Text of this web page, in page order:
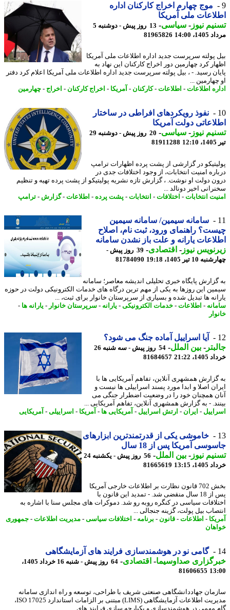
موج چهارم اخراج کارکنان اداره
ملی آمریکا
نیوز-سیاسی-
13 روز پیش - دوشنبه 5
14:00
81965826
پولته سرپرست جدید اداره اطلاعات ملی آمریکا
کرد چهارمین دور اخراج کارکنان این نهاد به
رسید. - ، بیل پولته سرپرست جدید اداره اطلاعات ملی آمریکا اعلام کرد دفتر
...
اطلاعات-اطلاعات-کارکنان-آمریکا- اخراج کارکنان-اخراج- چهارمین
نفوذ رویکردهای افراطی در ساختار
دولت آمریکا
نیوز-سیاسی-
20 روز پیش - دوشنبه 29
81911288
در گزارشی از پشت پرده اظهارات ترامپ
امنیت انتخابات، از وجود اختلافات جدی در
دولت او نوشت. ، گزارش تازه نشریه پولیتیکو از پشت پرده تهیه و تنظیم
اخیر دونالد ...
انتخابات-اختلافات-انتخابات-پشت پرده - اطلاعات-گزارش -ترامپ
سامانه سیمین/ سامانه سیمین
راهنمای ورود، ثبت نام، اصلاح
یارانه و علت باز نشدن سامانه
نیوز-اقتصادی-
39 روز پیش -
10 تیر 1405، 19:18
81784090
پایگاه خبری تحلیلی اندیشه معاصر؛ سامانه
این روزها به یکی از مهم ترین درگاه های خدمات الکترونیکی دولت در حوزه
ها تبدیل شده و بسیاری از سرپرستان خانوار برای ثبت، ...
-اطلاعات-خدمات الکترونیکی-یارانه- سرپرستان خانوار-یارانه ها -
آیا اسراییل آماده جنگ می شود؟
-بین الملل-
54 روز پیش - سه شنبه 26
21:22
81684657
همشهری آنلاین، تفاهم آمریکایی ها با
اصلا و ابدا مورد پسند اسراییلی ها نیست و
همچنان خود را در وضعیت اضطرار جنگی می
- به گزارش همشهری آنلاین، تفاهم آمریکایی ...
-ایران - ارتش اسراییل -آمریکایی ها- آمریکا- اسراییلی -آمریکایی
خاموشی یکی از قدرتمندترین ابزارهای
آمریکا پس از 18 سال
نیوز-بین الملل-
56 روز پیش - یکشنبه 24
13:15
81665619
بخش 702 قانون نظارت بر اطلاعات خارجی آمریکا
پس از 18 سال منقضی شد. - تمدید این قانون با
سیاسی در کنگره روبه رو شد. دموکرات های مجلس سنا با اشاره به
بیل پولت، گزینه جنجالی ...
- اطلاعات-قانون-برنامه -اختلافات سیاسی-مدیریت اطلاعات-جمهوری
گامی نو در هوشمندسازی فرایند های آزمایشگاهی
صداوسیما-اقتصادی-
64 روز پیش - شنبه 16 خرداد 1405،
81606655
جهاددانشگاهی صنعتی شریف با طراحی، توسعه و راه اندازی سامانه